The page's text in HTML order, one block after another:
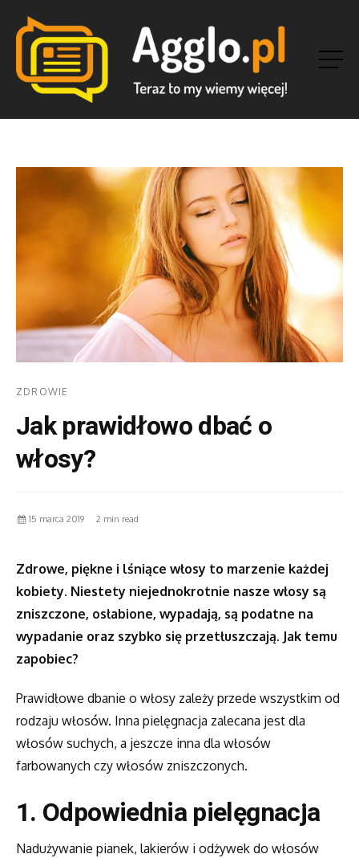
ZDROWIE
Jak prawidłowo dbać o
włosy?
15 marca 2019 2 min read
Zdrowe, piękne i lśniące włosy to marzenie każdej
kobiety. Niestety niejednokrotnie nasze włosy są
zniszczone, osłabione, wypadają, są podatne na
wypadanie oraz szybko się przetłuszczają. Jak temu
zapobiec?
Prawidłowe dbanie o włosy zależy przede wszystkim od
rodzaju włosów. Inna pielęgnacja zalecana jest dla
włosów suchych, a jeszcze inna dla włosów
farbowanych czy włosów zniszczonych.
1. Odpowiednia pielęgnacja
Nadużywanie pianek, lakierów i odżywek do włosów